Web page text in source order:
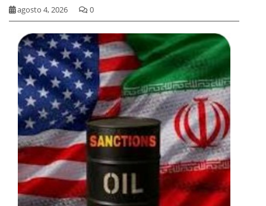
agosto 4, 2026 0